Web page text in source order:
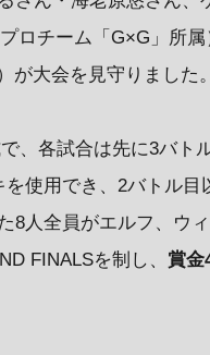
ロチーム「G×G」所属
が大会を見守りました。
、各試合は先に3バト
使用でき、2バトル目
8人全員がエルフ、ウ
FINALSを制し、 賞金